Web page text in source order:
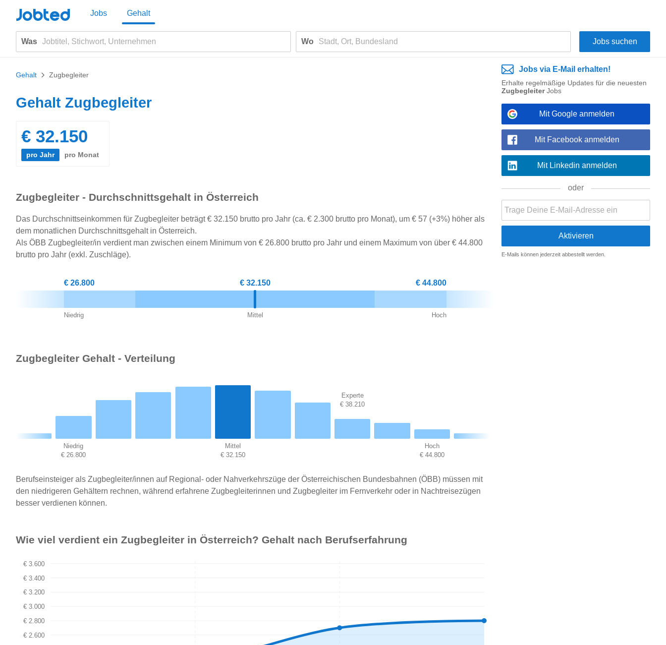
Jobted Jobs Gehalt
Was Wo
Gehalt > Zugbegleiter
Gehalt Zugbegleiter
€ 32.150
pro Jahr pro Monat
Zugbegleiter - Durchschnittsgehalt in Österreich
Das Durchschnittseinkommen für Zugbegleiter beträgt € 32.150 brutto pro Jahr (ca. € 2.300 brutto pro Monat), um € 57 (+3%) höher als
dem monatlichen Durchschnittsgehalt in Österreich.
Als ÖBB Zugbegleiter/in verdient man zwischen einem Minimum von € 26.800 brutto pro Jahr und einem Maximum von über € 44.800
brutto pro Jahr (exkl. Zuschläge).
€ 26.800
Niedrig
€ 32.150
Mittel
€ 44.800
Hoch
Zugbegleiter Gehalt - Verteilung
Niedrig
€ 26.800
Mittel
€ 32.150
Experte
€ 38.210
Hoch
€ 44.800
Berufseinsteiger als Zugbegleiter/innen auf Regional- oder Nahverkehrszüge der Österreichischen Bundesbahnen (ÖBB) müssen mit
den niedrigeren Gehältern rechnen, während erfahrene Zugbegleiterinnen und Zugbegleiter im Fernverkehr oder in Nachtreisezügen
besser verdienen können.
Wie viel verdient ein Zugbegleiter in Österreich? Gehalt nach Berufserfahrung
€ 2.600
€ 2.800
€ 3.000
€ 3.200
€ 3.400
€ 3.600
Jobs via E-Mail erhalten!
Erhalte regelmäßige Updates für die neuesten
ZugbegleiterJobs
Mit Google anmelden
Mit Facebook anmelden
Mit Linkedin anmelden
oder
E-Mails können jederzeit abbestellt werden.